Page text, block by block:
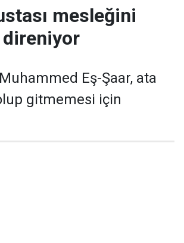
mesleğini
Eş-Şaar, ata
gitmemesi için